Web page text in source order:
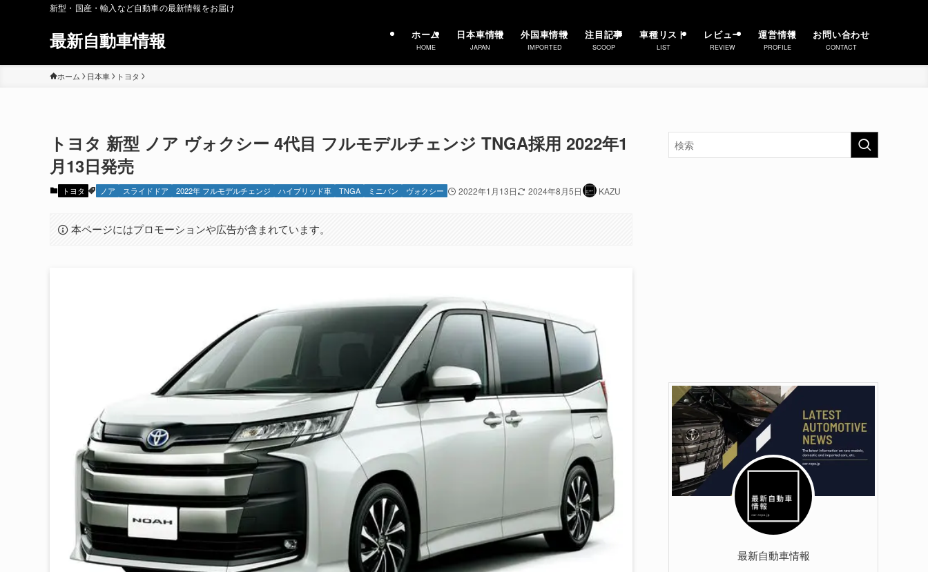
新型・国産・輸入など自動車の最新情報をお届け
最新自動車情報 ホーム
HOME
日本車情報
JAPAN
外国車情報
IMPORTED
注目記事
SCOOP
車種リスト
LIST
レビュー
REVIEW
運営情報
PROFILE
お問い合わせ
CONTACT
ホーム 日本車 トヨタ
トヨタ 新型 ノア ヴォクシー 4代目 フルモデルチェンジ TNGA採用 2022年1
月13日発売
トヨタ ノア スライドドア 2022年 フルモデルチェンジ ハイブリッド車 TNGA ミニバン ヴォクシー 2022年1月13日 2024年8月5日 KAZU
本ページにはプロモーションや広告が含まれています。
最新自動車情報